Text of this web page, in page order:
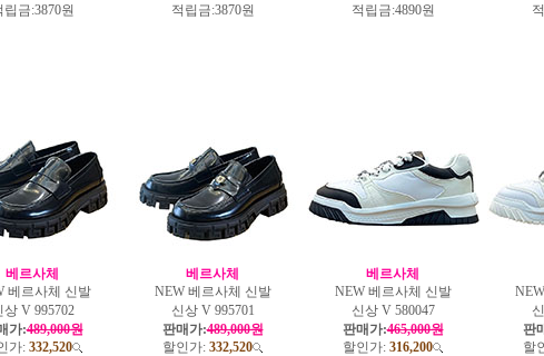
립금:3870원
적립금:3870원
적립금:4890원
베르사체
베르사체 신발
상 V 995702
가:489,000원
가: 332,520
베르사체
NEW 베르사체 신발
신상 V 995701
판매가:489,000원
할인가: 332,520
베르사체
NEW 베르사체 신발
신상 V 580047
판매가:465,000원
할인가: 316,200
판
할